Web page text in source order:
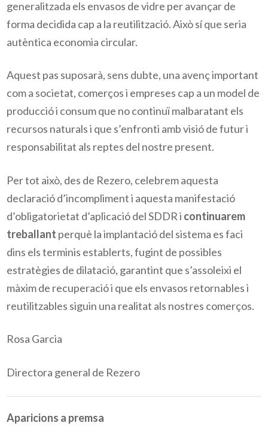
generalitzada els envasos de vidre per avançar de
forma decidida cap a la reutilització. Això sí que seria
autèntica economia circular.
Aquest pas suposarà, sens dubte, una avenç important
com a societat, comerços i empreses cap a un model de
producció i consum que no continuï malbaratant els
recursos naturals i que s’enfronti amb visió de futur i
responsabilitat als reptes del nostre present.
Per tot això, des de Rezero, celebrem aquesta
declaració d’incompliment i aquesta manifestació
d’obligatorietat d’aplicació del SDDR i continuarem
treballant perquè la implantació del sistema es faci
dins els terminis establerts, fugint de possibles
estratègies de dilatació, garantint que s’assoleixi el
màxim de recuperació i que els envasos retornables i
reutilitzables siguin una realitat als nostres comerços.
Rosa Garcia
Directora general de Rezero
Aparicions a premsa